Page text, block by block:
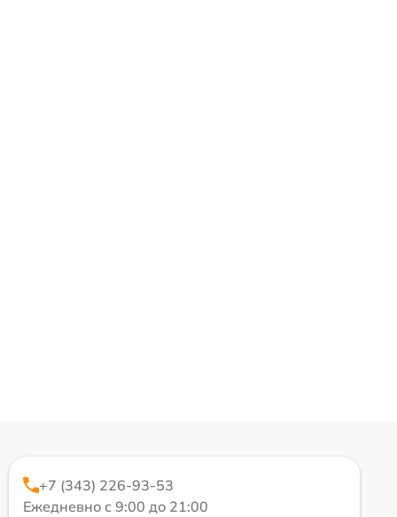
+7 (343) 226-93-53
Ежедневно с 9:00 до 21:00